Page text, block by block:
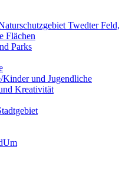
Twedter Feld,
Flächen
Parks
Kinder und Jugendliche
Kreativität